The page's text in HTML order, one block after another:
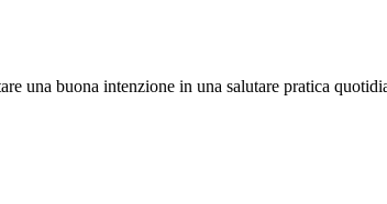
una buona intenzione in una salutare pratica